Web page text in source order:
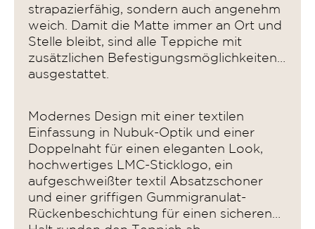
strapazierfähig, sondern auch angenehm
weich. Damit die Matte immer an Ort und
Stelle bleibt, sind alle Teppiche mit
zusätzlichen Befestigungsmöglichkeiten
ausgestattet.
Modernes Design mit einer textilen
Einfassung in Nubuk-Optik und einer
Doppelnaht für einen eleganten Look,
hochwertiges LMC-Sticklogo, ein
aufgeschweißter textil Absatzschoner
und einer griffigen Gummigranulat-
Rückenbeschichtung für einen sicheren